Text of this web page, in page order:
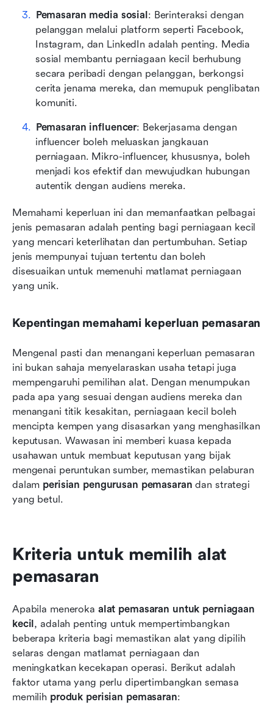
Pemasaran media sosial: Berinteraksi dengan
pelanggan melalui platform seperti Facebook,
Instagram, dan LinkedIn adalah penting. Media
sosial membantu perniagaan kecil berhubung
secara peribadi dengan pelanggan, berkongsi
cerita jenama mereka, dan memupuk penglibatan
komuniti.
Pemasaran influencer: Bekerjasama dengan
influencer boleh meluaskan jangkauan
perniagaan. Mikro-influencer, khususnya, boleh
menjadi kos efektif dan mewujudkan hubungan
autentik dengan audiens mereka.
Memahami keperluan ini dan memanfaatkan pelbagai
jenis pemasaran adalah penting bagi perniagaan kecil
yang mencari keterlihatan dan pertumbuhan. Setiap
jenis mempunyai tujuan tertentu dan boleh
disesuaikan untuk memenuhi matlamat perniagaan
yang unik.
Kepentingan memahami keperluan pemasaran
Mengenal pasti dan menangani keperluan pemasaran
ini bukan sahaja menyelaraskan usaha tetapi juga
mempengaruhi pemilihan alat. Dengan menumpukan
pada apa yang sesuai dengan audiens mereka dan
menangani titik kesakitan, perniagaan kecil boleh
mencipta kempen yang disasarkan yang menghasilkan
keputusan. Wawasan ini memberi kuasa kepada
usahawan untuk membuat keputusan yang bijak
mengenai peruntukan sumber, memastikan pelaburan
dalam perisian pengurusan pemasaran dan strategi
yang betul.
Kriteria untuk memilih alat
pemasaran
Apabila meneroka alat pemasaran untuk perniagaan
kecil, adalah penting untuk mempertimbangkan
beberapa kriteria bagi memastikan alat yang dipilih
selaras dengan matlamat perniagaan dan
meningkatkan kecekapan operasi. Berikut adalah
faktor utama yang perlu dipertimbangkan semasa
memilih produk perisian pemasaran: